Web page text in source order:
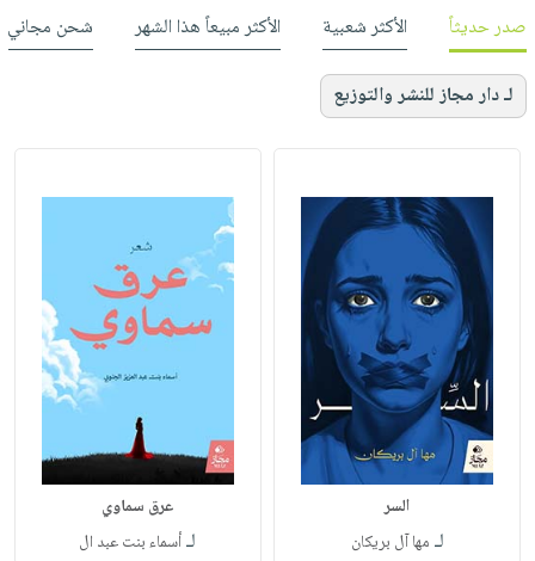
صدر حديثاً الأكثر شعبية الأكثر مبيعاً هذا الشهر شحن مجاني
لـ دار مجاز للنشر والتوزيع
السر
لـ مها آل بريكان
عرق سماوي
لـأسماء بنت عبد ال